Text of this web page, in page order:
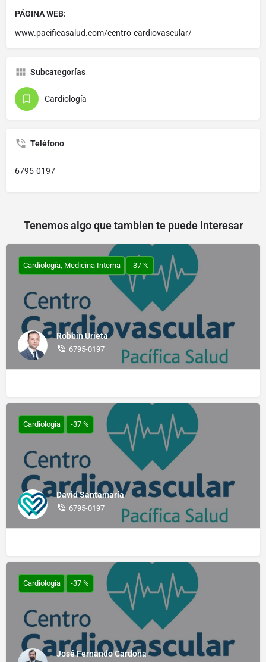
PÁGINA WEB:
www.pacificasalud.com/centro-cardiovascular/
Subcategorías
Cardiología
Teléfono
6795-0197
Tenemos algo que tambien te puede interesar
Robbin Urieta
6795-0197
Cardiología, Medicina Interna -37 %
David Santamaría
6795-0197
Cardiología -37 %
José Fernando Cardona
Cardiología -37 %